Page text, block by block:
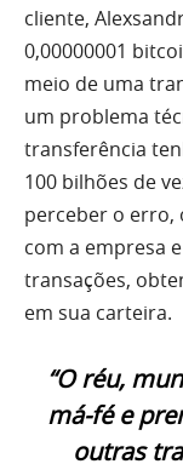
cliente,
0,00000001
meio de uma
um problema
transferência
100 bilhões de
perceber o erro,
com a empresa
transações,
em sua carteira.
“O réu,
má-fé e
outras